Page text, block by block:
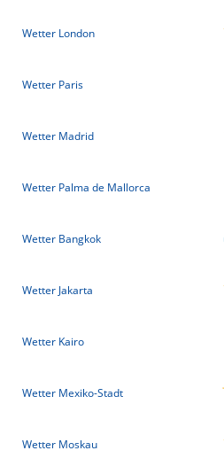
Wetter London
Wetter Paris
Wetter Madrid
Wetter Palma de Mallorca
Wetter Bangkok
Wetter Jakarta
Wetter Kairo
Wetter Mexiko-Stadt
Wetter Moskau